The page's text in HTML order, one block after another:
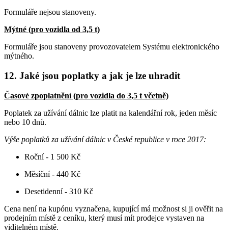
Formuláře nejsou stanoveny.
Mýtné (pro vozidla od 3,5 t)
Formuláře jsou stanoveny provozovatelem Systému elektronického
mýtného.
12. Jaké jsou poplatky a jak je lze uhradit
Časové zpoplatnění (pro vozidla do 3,5 t včetně)
Poplatek za užívání dálnic lze platit na kalendářní rok, jeden měsíc
nebo 10 dnů.
Výše poplatků za užívání dálnic v České republice v roce 2017:
Roční - 1 500 Kč
Měsíční - 440 Kč
Desetidenní - 310 Kč
Cena není na kupónu vyznačena, kupující má možnost si ji ověřit na
prodejním místě z ceníku, který musí mít prodejce vystaven na
viditelném místě.